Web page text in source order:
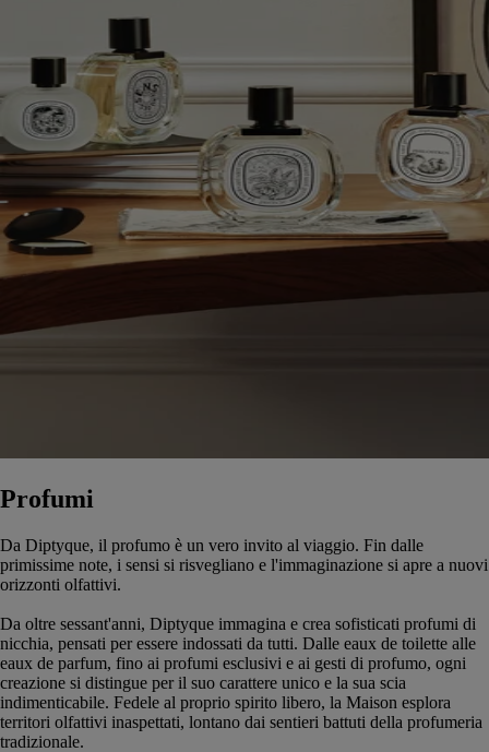
Profumi
Da Diptyque, il profumo è un vero invito al viaggio. Fin dalle
primissime note, i sensi si risvegliano e l'immaginazione si apre a nuovi
orizzonti olfattivi.
Da oltre sessant'anni, Diptyque immagina e crea sofisticati profumi di
nicchia, pensati per essere indossati da tutti. Dalle eaux de toilette alle
eaux de parfum, fino ai profumi esclusivi e ai gesti di profumo, ogni
creazione si distingue per il suo carattere unico e la sua scia
indimenticabile. Fedele al proprio spirito libero, la Maison esplora
territori olfattivi inaspettati, lontano dai sentieri battuti della profumeria
tradizionale.